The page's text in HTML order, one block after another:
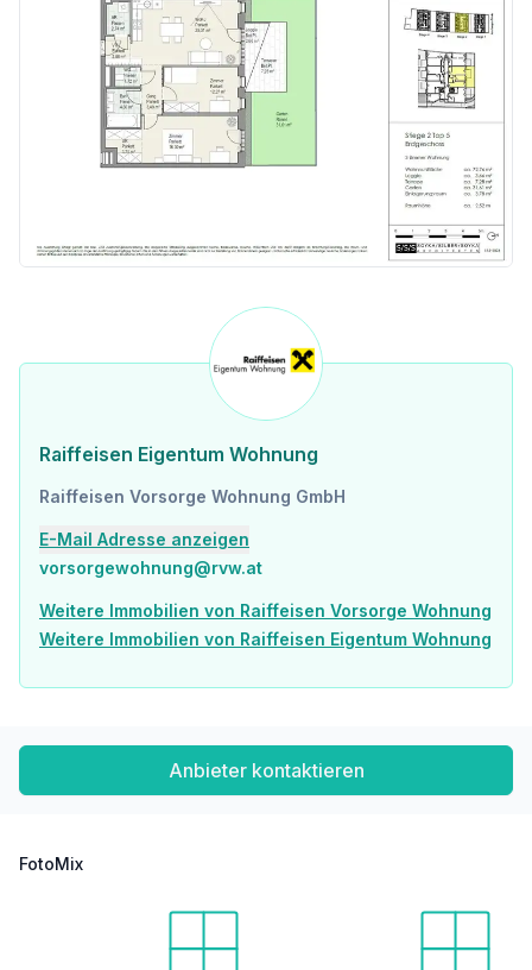
Raiffeisen Eigentum Wohnung
Raiffeisen Vorsorge Wohnung GmbH
E-Mail Adresse anzeigen
vorsorgewohnung@rvw.at
Weitere Immobilien von Raiffeisen Vorsorge Wohnung
Weitere Immobilien von Raiffeisen Eigentum Wohnung
Anbieter kontaktieren
FotoMix